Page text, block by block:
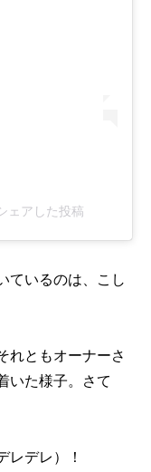
ェアした投稿
ているのは、こし
れともオーナーさ
いた様子。さて
レデレ）！